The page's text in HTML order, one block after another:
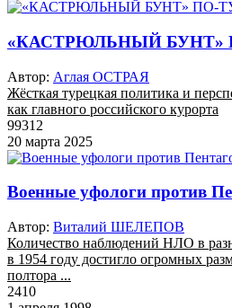
«КАСТРЮЛЬНЫЙ БУНТ»
Автор: Аглая ОСТРАЯ
Жёсткая турецкая политика и
как главного российского курорта
99312
20 марта 2025
Военные уфологи против
Автор: Виталий ШЕЛЕПОВ
Количество наблюдений НЛО в
в 1954 году достигло огромных
полтора ...
2410